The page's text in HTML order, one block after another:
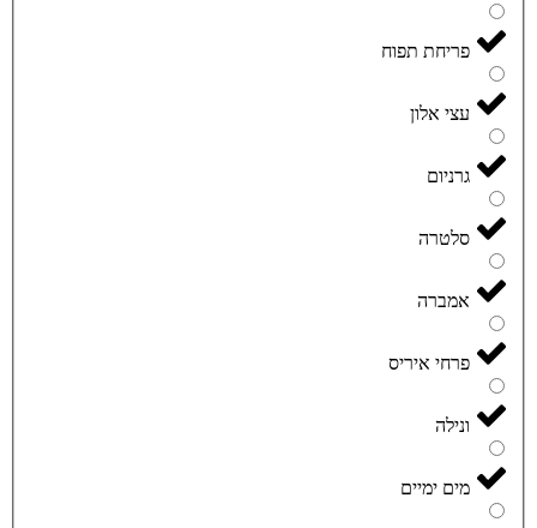
פריחת תפוח
עצי אלון
גרניום
סלטרה
אמברה
פרחי איריס
ונילה
מים ימיים